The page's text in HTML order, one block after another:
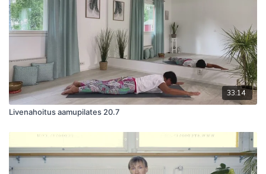
33:14
Livenahoitus aamupilates 20.7